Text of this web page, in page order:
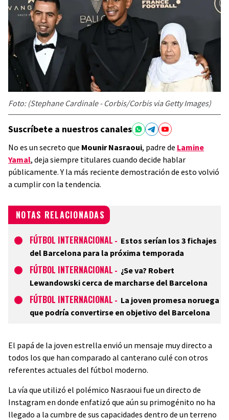
Foto: (Stephane Cardinale - Corbis/Corbis via Getty Images)
Suscríbete a nuestros canales
No es un secreto que Mounir Nasraoui, padre de Lamine
Yamal, deja siempre titulares cuando decide hablar
públicamente. Y la más reciente demostración de esto volvió
a cumplir con la tendencia.
NOTAS RELACIONADAS
FÚTBOL INTERNACIONAL - Estos serían los 3 fichajes
del Barcelona para la próxima temporada
FÚTBOL INTERNACIONAL - ¿Se va? Robert
Lewandowski cerca de marcharse del Barcelona
FÚTBOL INTERNACIONAL - La joven promesa noruega
que podría convertirse en objetivo del Barcelona
El papá de la joven estrella envió un mensaje muy directo a
todos los que han comparado al canterano culé con otros
referentes actuales del fútbol moderno.
La vía que utilizó el polémico Nasraoui fue un directo de
Instagram en donde enfatizó que aún su primogénito no ha
llegado a la cumbre de sus capacidades dentro de un terreno